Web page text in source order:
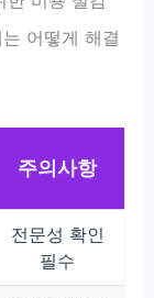
어떻게 해결
주의사항
전문성 확인
필수